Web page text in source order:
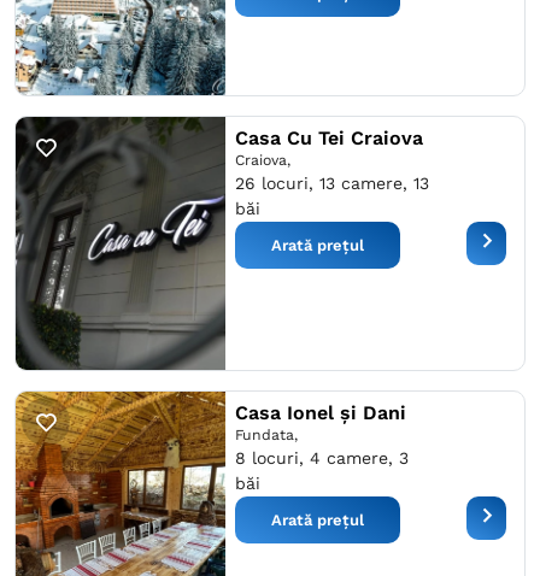
Casa Cu Tei Craiova
Craiova,
26 locuri, 13 camere, 13
băi
Arată prețul
Casa Ionel și Dani
Fundata,
8 locuri, 4 camere, 3
băi
Arată prețul